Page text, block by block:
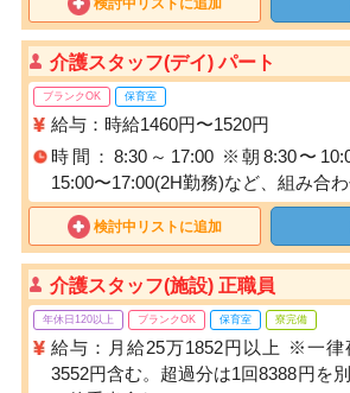
検討中リストに追加
介護スタッフ(デイ) パート
ブランクOK 保育室
給与：時給1460円〜1520円
時間：8:30～17:00 ※朝8:30〜
15:00〜17:00(2H勤務)など、組み合
検討中リストに追加
介護スタッフ(施設) 正職員
年休日120以上 ブランクOK 保育室 寮完備
給与：月給25万1852円以上 ※一律
3552円含む。超過分は1回8388円を